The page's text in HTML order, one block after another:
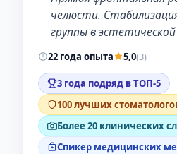
челюсти.
группы в
22 года опыта 5,0(3)
3 года подряд в ТОП-5
100 лучших
Более 20 клинических
Спикер медицинских